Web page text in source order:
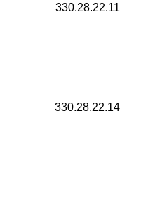
330.28.22.11
330.28.22.14